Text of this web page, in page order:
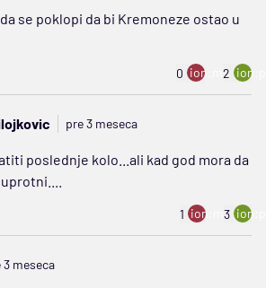
se poklopi da bi Kremoneze ostao u
0 ion:minus
2
pre 3 meseca
poslednje kolo...ali kad god mora da
1 ion:minus
3
3 meseca